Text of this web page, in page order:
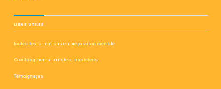
LIENS UTILES
toutes les formations en préparation mentale
Coaching mental artistes, musiciens
Témoignages